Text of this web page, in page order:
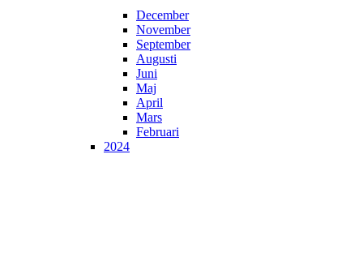
December
November
September
Augusti
Juni
Maj
April
Mars
Februari
2024